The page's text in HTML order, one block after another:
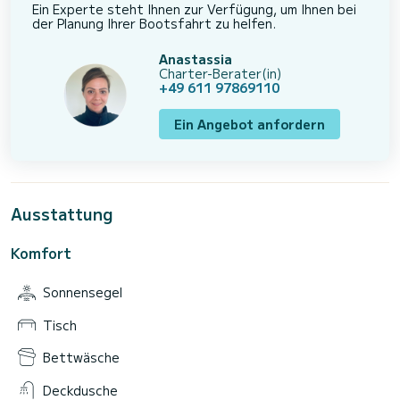
Ein Experte steht Ihnen zur Verfügung, um Ihnen bei
der Planung Ihrer Bootsfahrt zu helfen.
Anastassia
Charter-Berater(in)
+49 611 97869110
Ein Angebot anfordern
Ausstattung
Komfort
Sonnensegel
Tisch
Bettwäsche
Deckdusche